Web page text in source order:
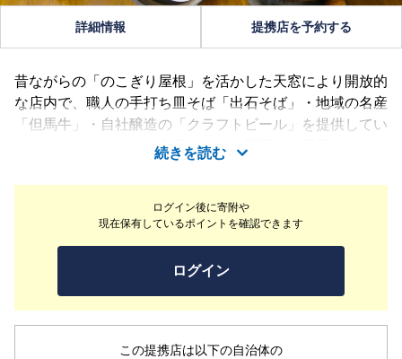
ログイン後に寄附や
現在保有しているポイントを確認できます
ログイン
この提携店は以下の自治体の
詳細情報 提携店を予約する
昔ながらの「のこぎり屋根」を活かした天窓により開放的
な店内で、職人の手打ち皿そば「出石そば」・地域の名産
「但馬牛」・自社醸造の「クラフトビール」を提供してい
ます。ペット連れでお食事できるお部屋もご用意しており
ます。出石城跡すぐ横に位置しています。
続きを読む